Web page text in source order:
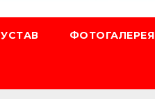
УСТАВ ФОТОГАЛЕРЕЯ